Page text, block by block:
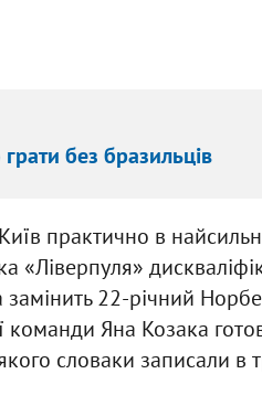
без бразильців
практично в
«Ліверпуля»
22-річний
команди Яна Козака
словаки записали в